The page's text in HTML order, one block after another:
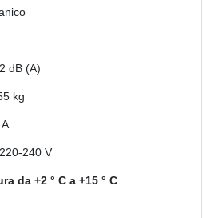
dB (A)
kg
240 V
da +2 ° C a +15 ° C